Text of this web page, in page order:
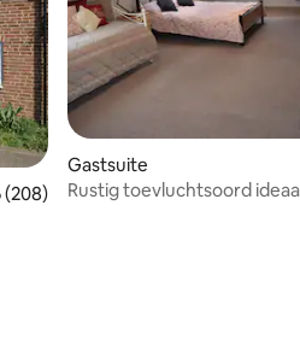
beoordeling van 4,95 op 5,
(208)
Gastsuite
Rustig toevluchtsoord